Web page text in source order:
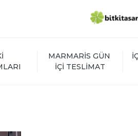
MARMARİS GÜN
İÇİ TESLİMAT